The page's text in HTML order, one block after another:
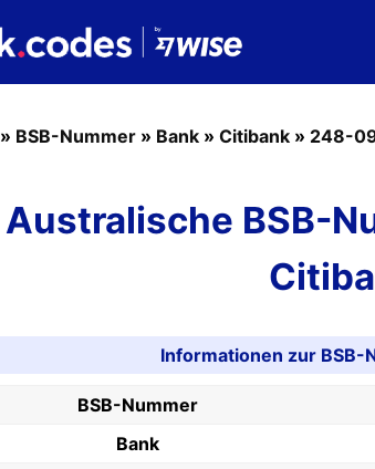
» BSB-Nummer » Bank » Citibank » 248-
Australische BSB-
Informationen zur
BSB-Nummer
Bank